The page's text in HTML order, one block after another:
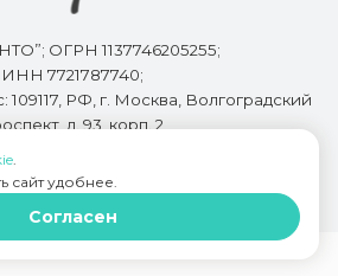
ОГРН 1137746205255;
ИНН 7721787740;
РФ, г. Москва, Волгоградский
д. 93, корп. 2
сайта занимается
.
сайт удобнее.
Согласен